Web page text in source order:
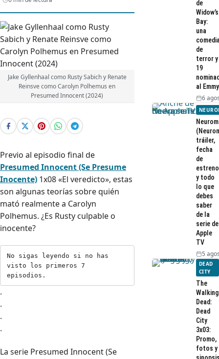
Jake Gyllenhaal como Rusty Sabich y Renate
Reinsve como Carolyn Polhemus en
Presumed Innocent (2024)
Previo al episodio final de
Presumed Innocent (Se Presume
Inocente) 1x08 «El veredicto», estas
son algunas teorías sobre quién
mató realmente a Carolyn
Polhemus. ¿Es Rusty culpable o
inocente?
No sigas leyendo si no has
visto los primeros 7
episodios.
.
.
.
.
La serie Presumed Innocent (Se
de
Widow’s
Bay:
una
de
terror y
19
al Emmy
6
tráiler,
fecha
de
estreno
y todo
lo que
debes
saber
de la
serie de
Apple
TV
5
DEAD
CITY
The
Walking
Dead:
Dead
City
3x03:
Promo,
fotos y